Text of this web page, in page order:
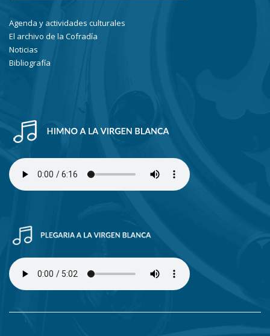
Agenda y actividades culturales
El archivo de la Cofradía
Noticias
Bibliografía